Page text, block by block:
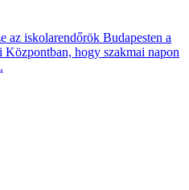
az iskolarendőrök Budapesten a
Központban, hogy szakmai napon